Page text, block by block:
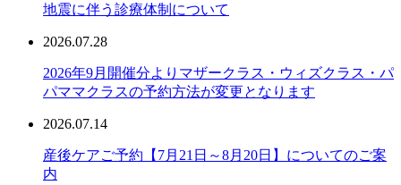
地震に伴う診療体制について
2026.07.28
2026年9月開催分よりマザークラス・ウィズクラス・パ
パママクラスの予約方法が変更となります
2026.07.14
産後ケアご予約【7月21日～8月20日】についてのご案
内